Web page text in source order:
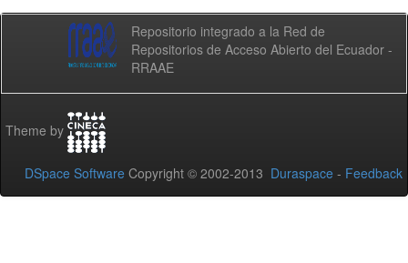
Repositorio integrado a la Red de
Repositorios de Acceso Abierto del Ecuador -
RRAAE
Theme by
DSpace Software Copyright © 2002-2013 Duraspace - Feedback